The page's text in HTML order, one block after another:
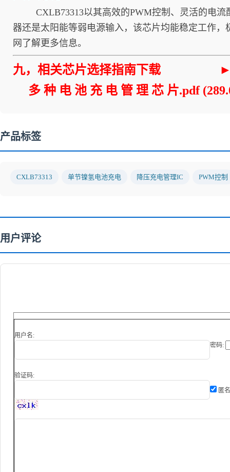
CXLB73313以其高效的PWM控制、灵活的电流
器还是太阳能等弱电源输入，该芯片均能稳定工作
网 了解更多信息。
九，相关芯片选择指南下载
多 种 电 池 充 电 管 理 芯 片.pdf
产品标签
CXLB73313 单节镍氢电池充电 降压充电管理IC PWM控制
用户评论
用户名:
密码:
验证码:
匿